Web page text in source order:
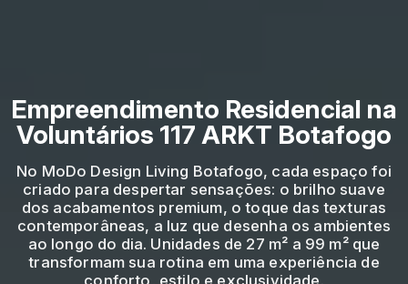
Empreendimento Residencial na
Voluntários 117 ARKT Botafogo
No MoDo Design Living Botafogo, cada espaço foi
criado para despertar sensações: o brilho suave
dos acabamentos premium, o toque das texturas
contemporâneas, a luz que desenha os ambientes
ao longo do dia. Unidades de 27 m² a 99 m² que
transformam sua rotina em uma experiência de